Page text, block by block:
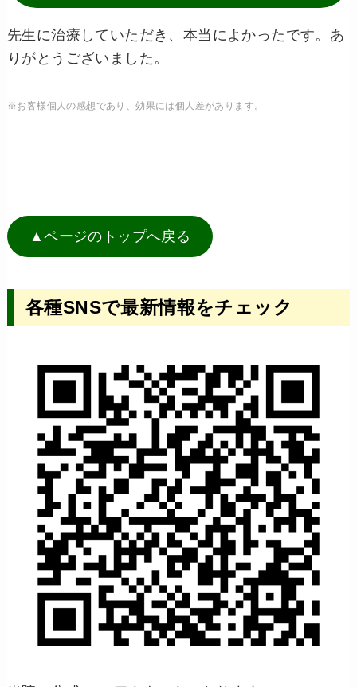
先生に治療していただき、本当によかったです。あ
りがとうございました。
※お客様個人の感想であり、効果には個人差があります。
▲ページのトップへ戻る
各種SNSで最新情報をチェック